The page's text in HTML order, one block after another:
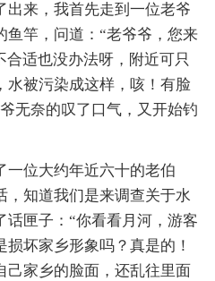
出来，我首先走到一位老爷
鱼竿，问道：“老爷爷，您来
合适也没办法呀，附近可只
水被污染成这样，咳！有脸
无奈的叹了口气，又开始钓
一位大约年近六十的老伯
，知道我们是来调查关于水
话匣子：“你看看月河，游客
坏家乡形象吗？真是的！
己家乡的脸面，还乱往里面